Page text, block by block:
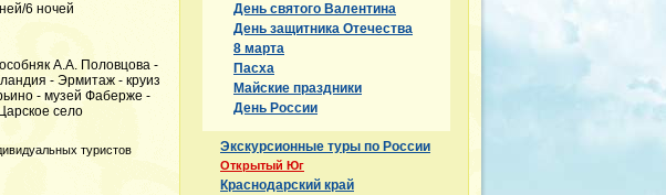
6 ночей
А.А. Половцова -
- Эрмитаж - круиз
- музей Фаберже -
село
туристов
День святого Валентина
День защитника Отечества
8 марта
Пасха
Майские праздники
День России
Экскурсионные туры по России
Открытый Юг
Краснодарский край